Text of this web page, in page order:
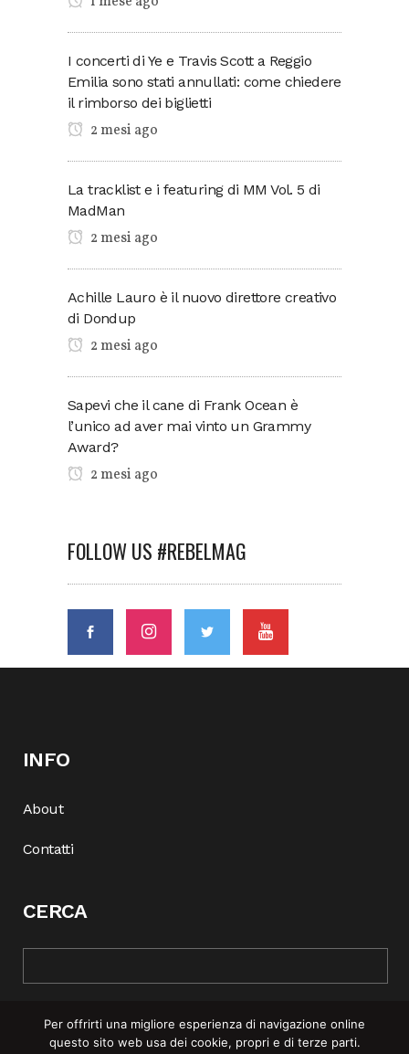
I concerti di Ye e Travis Scott a Reggio
Emilia sono stati annullati: come chiedere
il rimborso dei biglietti
2 mesi ago
La tracklist e i featuring di MM Vol. 5 di
MadMan
2 mesi ago
Achille Lauro è il nuovo direttore creativo
di Dondup
2 mesi ago
Sapevi che il cane di Frank Ocean è
l’unico ad aver mai vinto un Grammy
Award?
2 mesi ago
FOLLOW US #REBELMAG
INFO
About
Contatti
CERCA
Per offrirti una migliore esperienza di navigazione online
questo sito web usa dei cookie, propri e di terze parti.